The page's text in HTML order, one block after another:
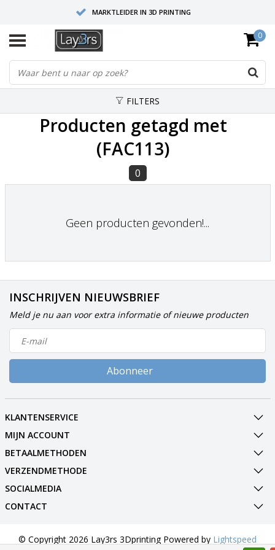
MARKTLEIDER IN 3D PRINTING
HOOGWAARDIGE SERVICE EN SUPPORT
FYSIEKE SHOWROOMS
0
FILTERS
Producten getagd met
(FAC113)
0
Geen producten gevonden!...
INSCHRIJVEN NIEUWSBRIEF
Meld je nu aan voor extra informatie of nieuwe producten
Abonneer
KLANTENSERVICE
MIJN ACCOUNT
BETAALMETHODEN
VERZENDMETHODE
SOCIALMEDIA
CONTACT
© Copyright 2026 Lay3rs 3Dprinting Powered by Lightspeed